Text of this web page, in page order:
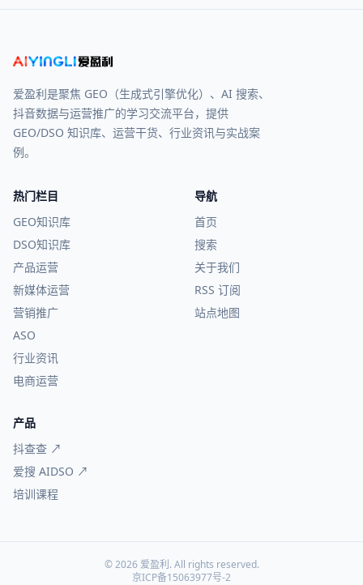
爱盈利是聚焦 GEO（生成式引擎优化）、AI 搜索、
抖音数据与运营推广的学习交流平台，提供
GEO/DSO 知识库、运营干货、行业资讯与实战案
例。
热门栏目
GEO知识库
DSO知识库
产品运营
新媒体运营
营销推广
ASO
行业资讯
电商运营
导航
首页
搜索
关于我们
RSS 订阅
站点地图
产品
抖查查 ↗
爱搜 AIDSO ↗
培训课程
© 2026 爱盈利. All rights reserved.
京ICP备15063977号-2